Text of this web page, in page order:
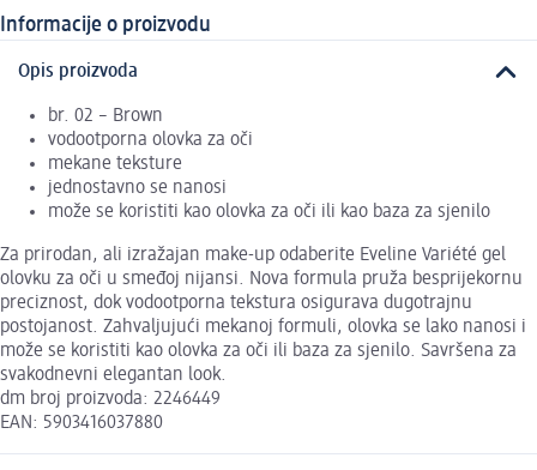
Informacije o proizvodu
Opis proizvoda
br. 02 – Brown
vodootporna olovka za oči
mekane teksture
jednostavno se nanosi
može se koristiti kao olovka za oči ili kao baza za sjenilo
Za prirodan, ali izražajan make-up odaberite Eveline Variété gel
olovku za oči u smeđoj nijansi. Nova formula pruža besprijekornu
preciznost, dok vodootporna tekstura osigurava dugotrajnu
postojanost. Zahvaljujući mekanoj formuli, olovka se lako nanosi i
može se koristiti kao olovka za oči ili baza za sjenilo. Savršena za
svakodnevni elegantan look.
dm broj proizvoda: 2246449
EAN: 5903416037880